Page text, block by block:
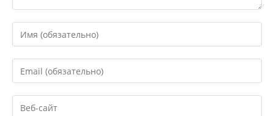
Введите
свое
имя
или
пользователя,
Введите
свой
email-
адрес,
Введите